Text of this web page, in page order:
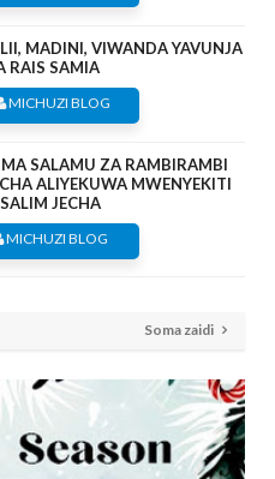
MADINI, VIWANDA YAVUNJA
RAIS SAMIA
MICHUZI BLOG
SALAMU ZA RAMBIRAMBI
ALIYEKUWA MWENYEKITI
JECHA
MICHUZI BLOG
Soma zaidi